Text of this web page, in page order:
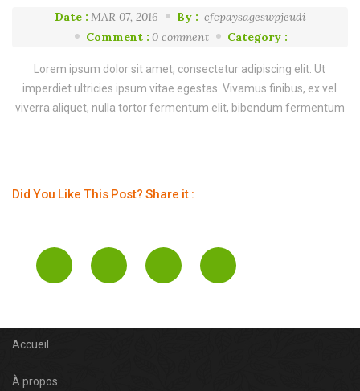
Date : MAR 07, 2016 By : cfcpaysageswpjeudi
Comment : 0 comment Category :
Lorem ipsum dolor sit amet, consectetur adipiscing elit. Ut
imperdiet ultricies ipsum vitae egestas. Vivamus finibus, ex vel
viverra aliquet, nulla tortor fermentum elit, bibendum fermentum
Did You Like This Post? Share it :
Accueil
À propos